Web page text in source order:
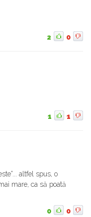
2 0
1 1
altfel spus, o
mare, ca să poată
0 0